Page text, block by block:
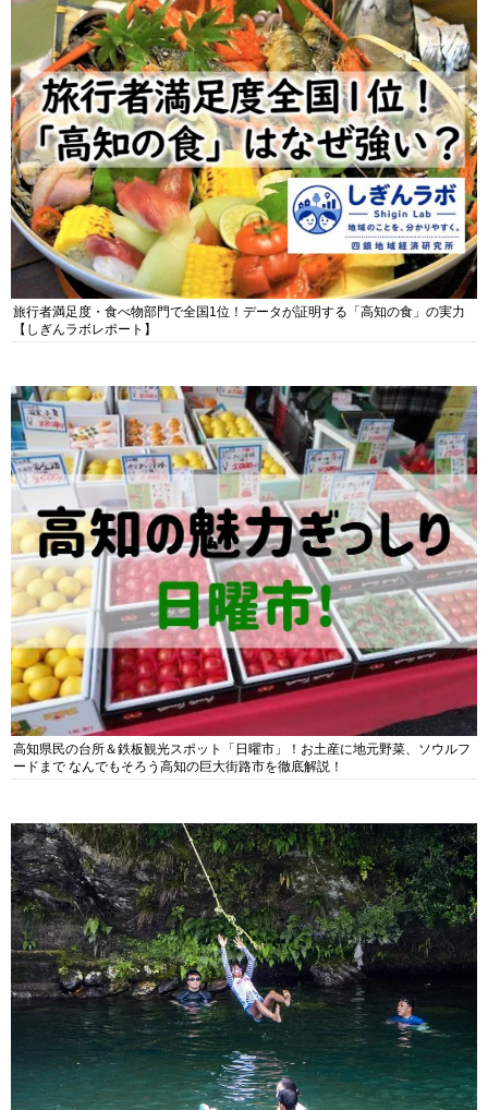
旅行者満足度・食べ物部門で全国1位！データが証明する「高知の食」の実力
【しぎんラボレポート】
高知県民の台所＆鉄板観光スポット「日曜市」！お土産に地元野菜、ソウルフ
ードまで なんでもそろう高知の巨大街路市を徹底解説！